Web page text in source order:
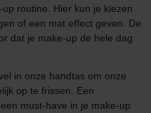
routine. Hier kun je kiezen
of een mat effect geven. De
dat je make-up de hele dag
in onze handtas om onze
op te frissen. Een
must-have in je make-up